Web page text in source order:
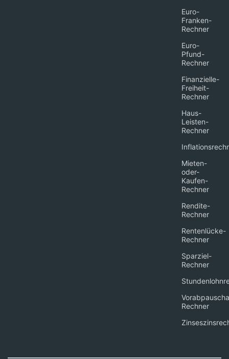
Euro-
Franken-
Rechner
Euro-
Pfund-
Rechner
Finanzielle-
Freiheit-
Rechner
Haus-
Leisten-
Rechner
Mieten-
oder-
Kaufen-
Rechner
Rendite-
Rechner
Rentenlücke-
Rechner
Sparziel-
Rechner
Rechner